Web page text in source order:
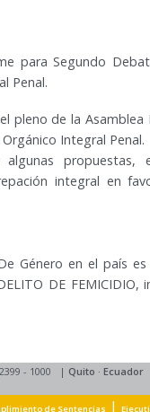
para Segundo
Penal.
pleno de la Asamblea
Integral Penal.
algunas
integral en
Género en el país
DE
- 1000 | Quito · Ecuador
de Sentencias |